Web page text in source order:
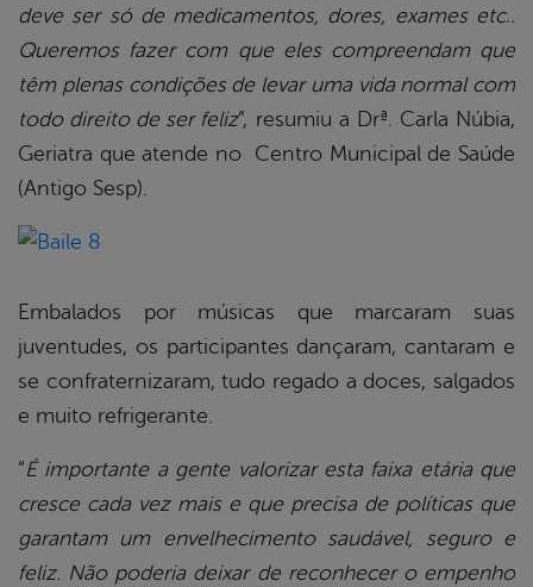
deve ser só de medicamentos, dores, exames etc..
Queremos fazer com que eles compreendam que
têm plenas condições de levar uma vida normal com
todo direito de ser feliz”, resumiu a Drª. Carla Núbia,
Geriatra que atende no Centro Municipal de Saúde
(Antigo Sesp).
Embalados por músicas que marcaram suas
juventudes, os participantes dançaram, cantaram e
se confraternizaram, tudo regado a doces, salgados
e muito refrigerante.
“É importante a gente valorizar esta faixa etária que
cresce cada vez mais e que precisa de políticas que
garantam um envelhecimento saudável, seguro e
feliz. Não poderia deixar de reconhecer o empenho